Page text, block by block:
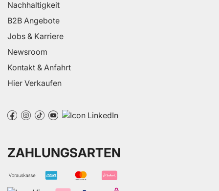
Nachhaltigkeit
B2B Angebote
Jobs & Karriere
Newsroom
Kontakt & Anfahrt
Hier Verkaufen
ZAHLUNGSARTEN